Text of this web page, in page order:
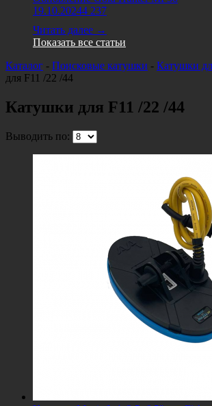
19.10.20244 237
Читать далее →
Показать все статьи
Каталог - Поисковые катушки - Катушки
для F11 /22 /44
Катушки для F11 /22 /44
Выводить по: